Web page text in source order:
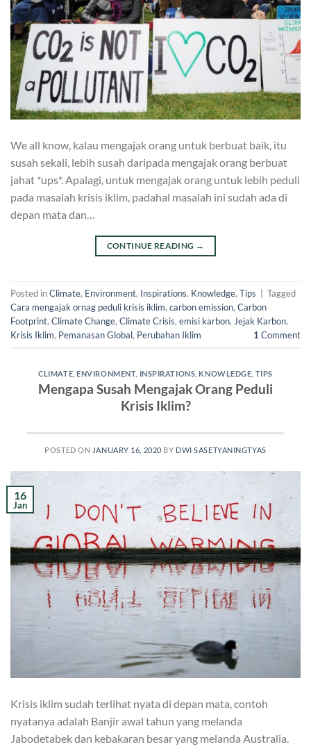
We all know, kalau mengajak orang untuk berbuat baik, itu
susah sekali, lebih susah daripada mengajak orang berbuat
jahat *ups*. Apalagi, untuk mengajak orang untuk lebih peduli
pada masalah krisis iklim, padahal masalah ini sudah ada di
depan mata dan…
CONTINUE READING →
Posted inClimate, Environment, Inspirations, Knowledge, Tips
Tagged
Cara mengajak ornag peduli krisis iklim, carbon emission, Carbon
Footprint, Climate Change, Climate Crisis, emisi karbon, Jejak Karbon,
Krisis Iklim, Pemanasan Global, Perubahan Iklim 1 Comment
CLIMATE ,ENVIRONMENT, INSPIRATIONS KNOWLEDGE TIPS
Mengapa Susah Mengajak Orang Peduli
Krisis Iklim?
POSTED ON JANUARY 16, 2020 BY DWI SASETYANINGTYAS
16
Jan
Krisis iklim sudah terlihat nyata di depan mata, contoh
nyatanya adalah Banjir awal tahun yang melanda
Jabodetabek dan kebakaran besar yang melanda Australia.